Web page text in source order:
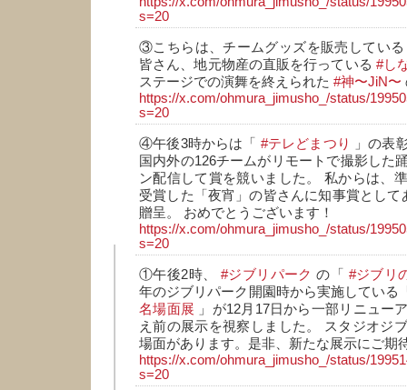
s=20
③こちらは、チームグッズを販売してい
皆さん、地元物産の直販を行っている #し
ステージでの演舞を終えられた #神〜JiN〜
https://x.com/ohmura_jimusho_/status/
s=20
④午後3時からは「 #テレどまつり
」の表
国内外の126チームがリモートで撮影した
ン配信して賞を競いました。 私からは、
受賞した「夜宵」の皆さんに知事賞として
贈呈。 おめでとうございます！
https://x.com/ohmura_jimusho_/status/
s=20
①午後2時、 #ジブリパーク の「 #ジブリ
年のジブリパーク開園時から実施している
名場面展 」が12月17日から一部リニュー
え前の展示を視察しました。 スタジオジ
場面があります。是非、新たな展示にご期
https://x.com/ohmura_jimusho_/status/
s=20